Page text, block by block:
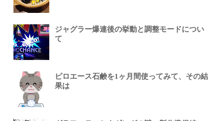
ジャグラー爆連後の挙動と調整モードについ
て
ピロエース石鹸を1ヶ月間使ってみて、その結
果は